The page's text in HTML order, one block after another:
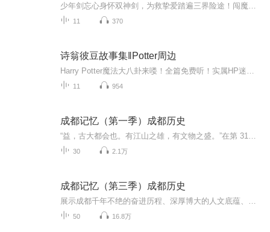
11 370
诗翁彼豆故事集‖Potter周边
11 954
成都记忆（第一季）成都历史
30 2.1万
成都记忆（第三季）成都历史
50 16.8万